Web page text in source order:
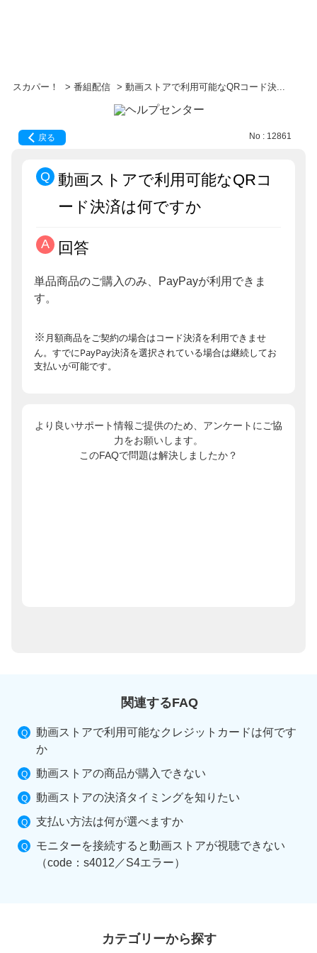
スカパー！ > 番組配信 > 動画ストアで利用可能なQRコード決...
戻る No : 12861
動画ストアで利用可能なQRコ
ード決済は何ですか
回答
単品商品のご購入のみ、PayPayが利用できま
す。
※ 月額商品をご契約の場合はコード決済を利用できませ
ん。すでにPayPay決済を選択されている場合は継続してお
支払いが可能です。
より良いサポート情報ご提供のため、アンケートにご協
力をお願いします。
このFAQで問題は解決しましたか？
関連するFAQ
動画ストアで利用可能なクレジットカードは何です
か
動画ストアの商品が購入できない
動画ストアの決済タイミングを知りたい
支払い方法は何が選べますか
モニターを接続すると動画ストアが視聴できない
（code：s4012／S4エラー）
カテゴリーから探す